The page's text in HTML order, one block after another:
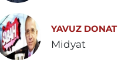
YAVUZ DONAT
Midyat